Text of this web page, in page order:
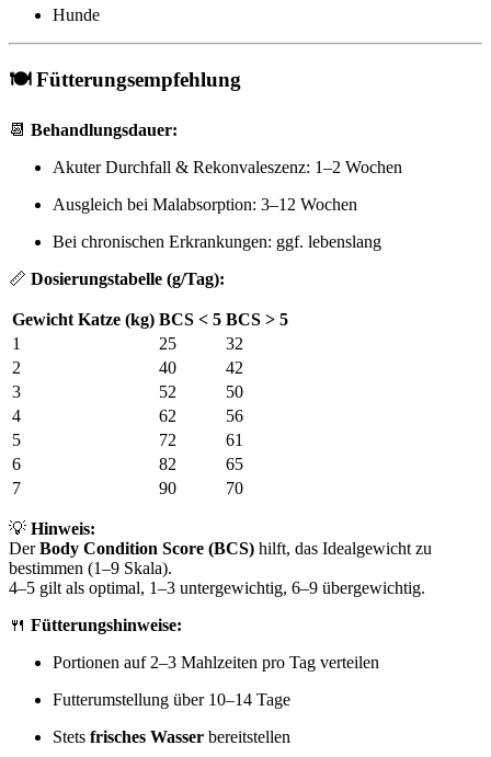
Hunde
🍽️ Fütterungsempfehlung
📆 Behandlungsdauer:
Akuter Durchfall & Rekonvaleszenz: 1–2 Wochen
Ausgleich bei Malabsorption: 3–12 Wochen
Bei chronischen Erkrankungen: ggf. lebenslang
📏 Dosierungstabelle (g/Tag):
Gewicht Katze (kg) BCS < 5 BCS > 5
1
25
32
2
40
42
3
52
50
4
62
56
5
72
61
6
82
65
7
90 70
💡 Hinweis:
DerBody Condition Score (BCS) hilft, das Idealgewicht zu
bestimmen (1–9 Skala).
4–5 gilt als optimal, 1–3 untergewichtig, 6–9 übergewichtig.
🍴 Fütterungshinweise:
Portionen auf 2–3 Mahlzeiten pro Tag verteilen
Futterumstellung über 10–14 Tage
Stets frisches Wasser bereitstellen